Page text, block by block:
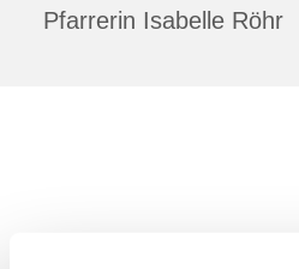
Pfarrerin Isabelle Röhr